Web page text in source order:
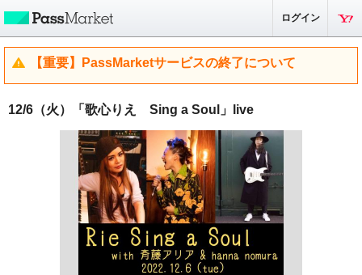
ログイン
【重要】PassMarketサービスの終了について
12/6（火）「歌心りえ Sing a Soul」live